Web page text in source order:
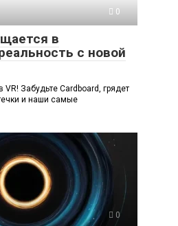
0
в
с новой
Забудьте Cardboard, грядет
и наши самые
0